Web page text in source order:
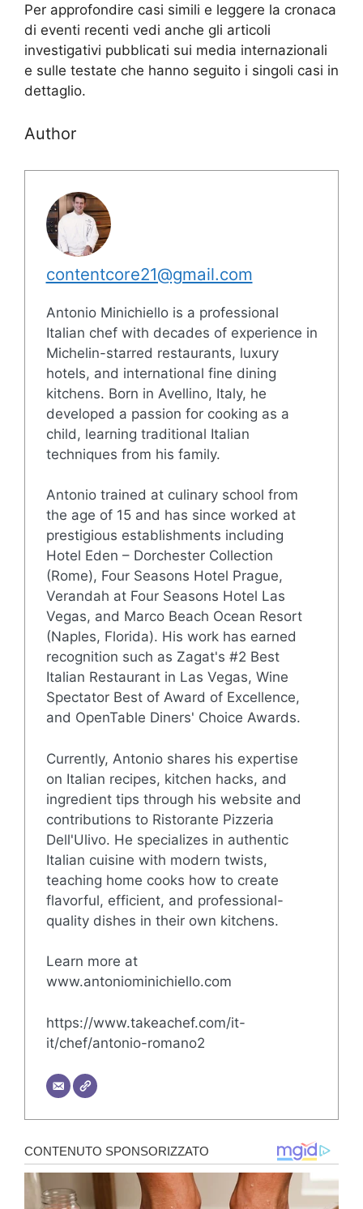
Per approfondire casi simili e leggere la cronaca
di eventi recenti vedi anche gli articoli
investigativi pubblicati sui media internazionali
e sulle testate che hanno seguito i singoli casi in
dettaglio.
Author
contentcore21@gmail.com
Antonio Minichiello is a professional
Italian chef with decades of experience in
Michelin-starred restaurants, luxury
hotels, and international fine dining
kitchens. Born in Avellino, Italy, he
developed a passion for cooking as a
child, learning traditional Italian
techniques from his family.
Antonio trained at culinary school from
the age of 15 and has since worked at
prestigious establishments including
Hotel Eden – Dorchester Collection
(Rome), Four Seasons Hotel Prague,
Verandah at Four Seasons Hotel Las
Vegas, and Marco Beach Ocean Resort
(Naples, Florida). His work has earned
recognition such as Zagat's #2 Best
Italian Restaurant in Las Vegas, Wine
Spectator Best of Award of Excellence,
and OpenTable Diners' Choice Awards.
Currently, Antonio shares his expertise
on Italian recipes, kitchen hacks, and
ingredient tips through his website and
contributions to Ristorante Pizzeria
Dell'Ulivo. He specializes in authentic
Italian cuisine with modern twists,
teaching home cooks how to create
flavorful, efficient, and professional-
quality dishes in their own kitchens.
Learn more at
www.antoniominichiello.com
https://www.takeachef.com/it-
it/chef/antonio-romano2